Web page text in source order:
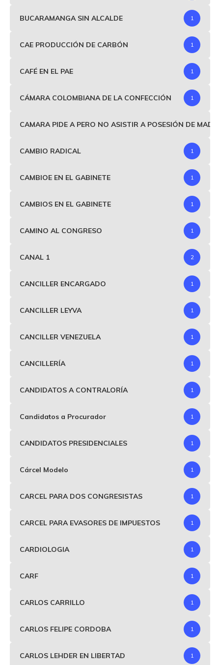
BUCARAMANGA SIN ALCALDE 1
CAE PRODUCCIÓN DE CARBÓN 1
CAFÉ EN EL PAE 1
CÁMARA COLOMBIANA DE LA CONFECCIÓN 1
CAMARA PIDE A PERO NO ASISTIR A POSESIÓN DE
CAMBIO RADICAL 1
CAMBIOE EN EL GABINETE 1
CAMBIOS EN EL GABINETE 1
CAMINO AL CONGRESO 1
CANAL 1 2
CANCILLER ENCARGADO 1
CANCILLER LEYVA 1
CANCILLER VENEZUELA 1
CANCILLERÍA 1
CANDIDATOS A CONTRALORÍA 1
Candidatos a Procurador 1
CANDIDATOS PRESIDENCIALES 1
Cárcel Modelo 1
CARCEL PARA DOS CONGRESISTAS 1
CARCEL PARA EVASORES DE IMPUESTOS 1
CARDIOLOGIA 1
CARF 1
CARLOS CARRILLO 1
CARLOS FELIPE CORDOBA 1
CARLOS LEHDER EN LIBERTAD 1